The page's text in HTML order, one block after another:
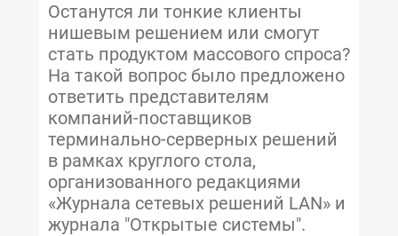
Останутся ли тонкие клиенты
нишевым решением или смогут
стать продуктом массового спроса?
На такой вопрос было предложено
ответить представителям
компаний-поставщиков
терминально-серверных решений
в рамках круглого стола,
организованного редакциями
«Журнала сетевых решений LAN» и
журнала "Открытые системы".